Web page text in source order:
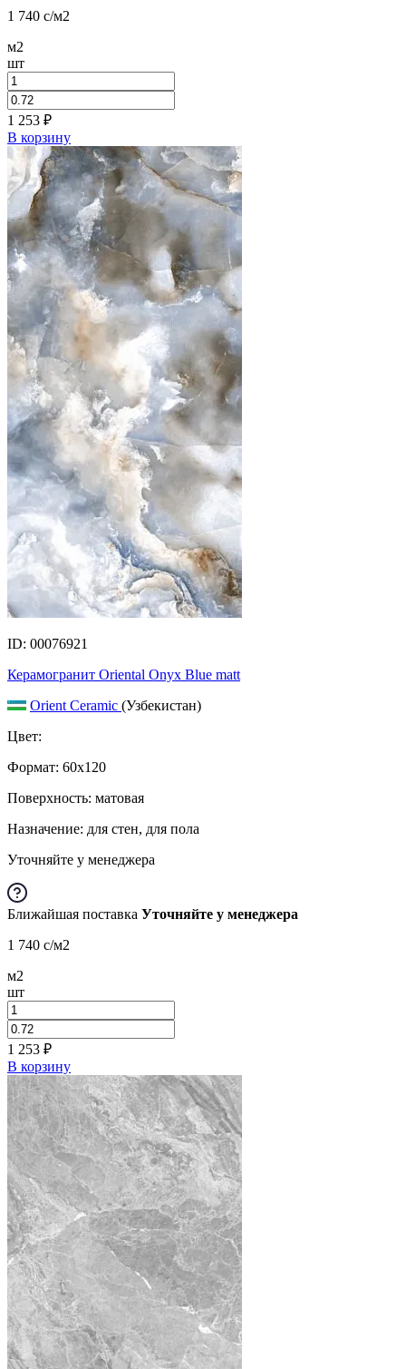
1 740 c/м2
м2
шт
1 253 ₽
В корзину
ID: 00076921
Керамогранит Oriental Onyx Blue matt
Orient Ceramic (Узбекистан)
Цвет:
Формат: 60x120
Поверхность: матовая
Назначение: для стен, для пола
Уточняйте у менеджера
Ближайшая поставка Уточняйте у менеджера
1 740 c/м2
м2
шт
1 253 ₽
В корзину